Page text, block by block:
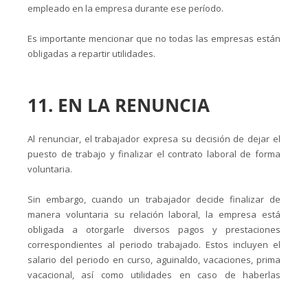
empleado en la empresa durante ese período.
Es importante mencionar que no todas las empresas están
obligadas a repartir utilidades.
11. EN LA RENUNCIA
Al renunciar, el trabajador expresa su decisión de dejar el
puesto de trabajo y finalizar el contrato laboral de forma
voluntaria.
Sin embargo, cuando un trabajador decide finalizar de
manera voluntaria su relación laboral, la empresa está
obligada a otorgarle diversos pagos y prestaciones
correspondientes al periodo trabajado. Estos incluyen el
salario del periodo en curso, aguinaldo, vacaciones, prima
vacacional, así como utilidades en caso de haberlas